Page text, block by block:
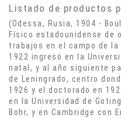
Listado de productos
(Odessa, Rusia, 1904 -
Físico estadounidense de
trabajos en el campo de
1922 ingresó en la
natal, y al año siguiente
de Leningrado, centro
1926 y el doctorado en
en la Universidad de
Bohr, y en Cambridge con